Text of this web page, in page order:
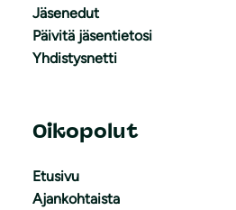
Jäsenedut
Päivitä jäsentietosi
Yhdistysnetti
Oikopolut
Etusivu
Ajankohtaista